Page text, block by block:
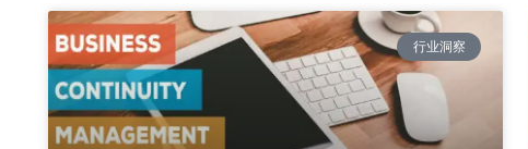
行业洞察